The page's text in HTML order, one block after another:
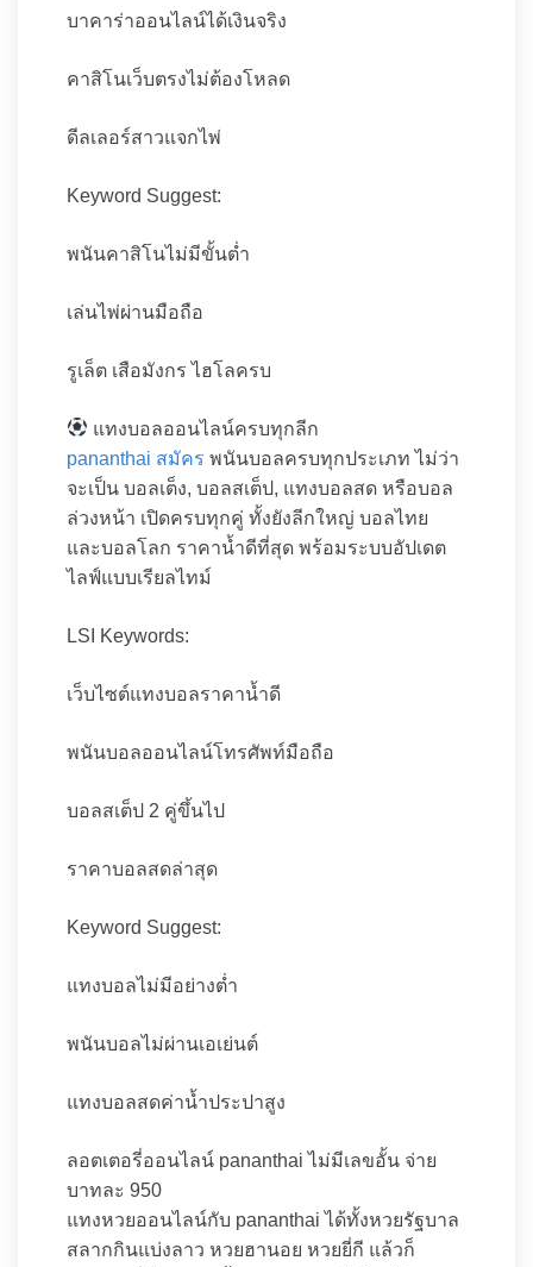
บาคาร่าออนไลน์ได้เงินจริง
คาสิโนเว็บตรงไม่ต้องโหลด
ดีลเลอร์สาวแจกไพ่
Keyword Suggest:
พนันคาสิโนไม่มีขั้นต่ำ
เล่นไพ่ผ่านมือถือ
รูเล็ต เสือมังกร ไฮโลครบ
แทงบอลออนไลน์ครบทุกลีก
pananthai สมัคร พนันบอลครบทุกประเภท ไม่ว่า
จะเป็น บอลเต็ง, บอลสเต็ป, แทงบอลสด หรือบอล
ล่วงหน้า เปิดครบทุกคู่ ทั้งยังลีกใหญ่ บอลไทย
และบอลโลก ราคาน้ำดีที่สุด พร้อมระบบอัปเดต
ไลฟ์แบบเรียลไทม์
LSI Keywords:
เว็บไซต์แทงบอลราคาน้ำดี
พนันบอลออนไลน์โทรศัพท์มือถือ
บอลสเต็ป 2 คู่ขึ้นไป
ราคาบอลสดล่าสุด
Keyword Suggest:
แทงบอลไม่มีอย่างต่ำ
พนันบอลไม่ผ่านเอเย่นต์
แทงบอลสดค่าน้ำประปาสูง
ลอตเตอรี่ออนไลน์ pananthai ไม่มีเลขอั้น จ่าย
บาทละ 950
แทงหวยออนไลน์กับ pananthai ได้ทั้งหวยรัฐบาล
สลากกินแบ่งลาว หวยฮานอย หวยยี่กี แล้วก็